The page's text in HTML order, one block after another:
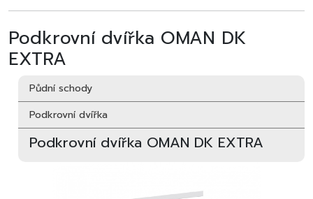
Podkrovní dvířka OMAN DK
EXTRA
Půdní schody
Podkrovní dvířka
Podkrovní dvířka OMAN DK EXTRA